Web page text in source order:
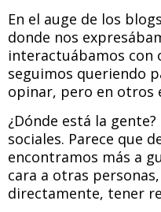
En el auge de los
donde nos
interactuábamos con
seguimos queriendo
opinar, pero en otros
¿Dónde está la
sociales. Parece que
encontramos más a
cara a otras
directamente, tener